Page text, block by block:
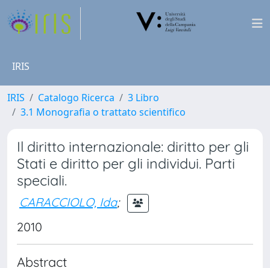
IRIS
IRIS Catalogo Ricerca
3 Libro
3.1 Monografia o trattato scientifico
Il diritto internazionale: diritto per gli
Stati e diritto per gli individui. Parti
speciali.
CARACCIOLO, Ida;
2010
Abstract